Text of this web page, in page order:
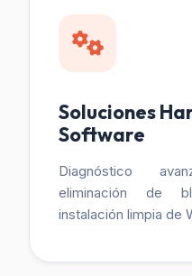
Soluciones
Software
Diagnóstico
eliminación de
instalación limpia de